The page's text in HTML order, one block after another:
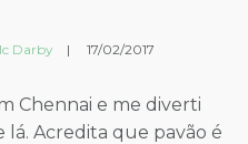
Darby |
17/02/2017
Chennai e me diverti
lá. Acredita que pavão é